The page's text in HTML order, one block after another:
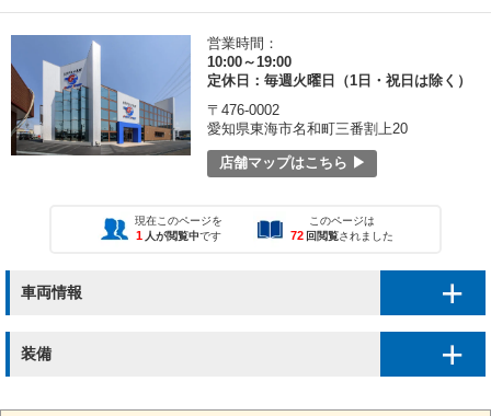
営業時間：
10:00～19:00
定休日：毎週火曜日（1日・祝日は除く）
〒476-0002
愛知県東海市名和町三番割上20
店舗マップはこちら ▶
現在このページを
1 人が閲覧中です
このページは
72 回閲覧されました
車両情報
装備